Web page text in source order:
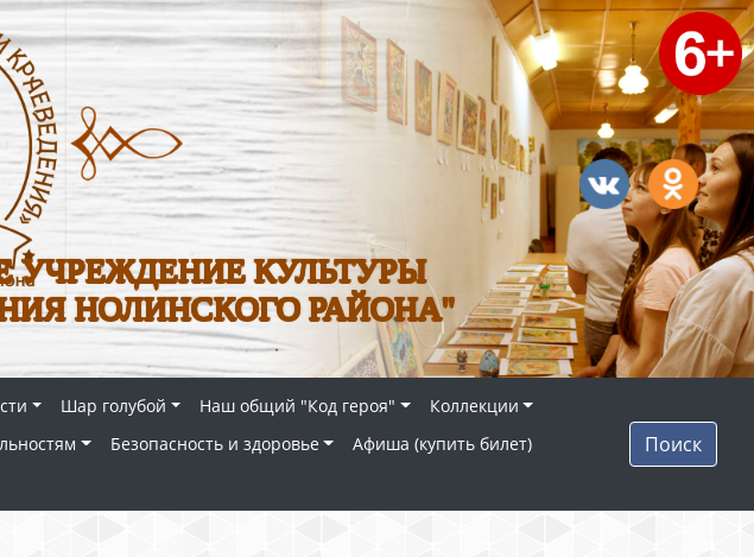
КУЛЬТУРЫ
НОЛИНСКОГО РАЙОНА"
Шар голубой Наш общий "Код героя"
Коллекции
Безопасность и здоровье
Афиша (купить билет)
Поиск